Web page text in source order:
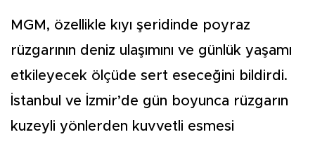
MGM, özellikle kıyı şeridinde poyraz
rüzgarının deniz ulaşımını ve günlük yaşamı
etkileyecek ölçüde sert eseceğini bildirdi.
İstanbul ve İzmir’de gün boyunca rüzgarın
kuzeyli yönlerden kuvvetli esmesi